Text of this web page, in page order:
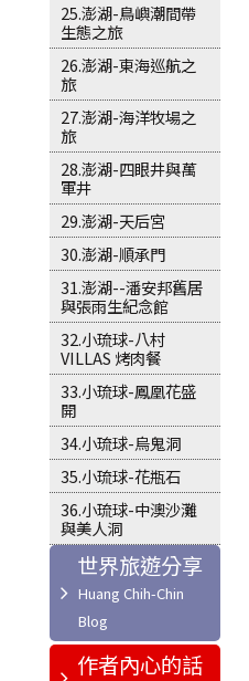
25.澎湖-鳥嶼潮間帶
生態之旅
26.澎湖-東海巡航之
旅
27.澎湖-海洋牧場之
旅
28.澎湖-四眼井與萬
軍井
29.澎湖-天后宮
30.澎湖-順承門
31.澎湖--潘安邦舊居
與張雨生紀念館
32.小琉球-八村
VILLAS 烤肉餐
33.小琉球-鳳凰花盛
開
34.小琉球-烏鬼洞
35.小琉球-花瓶石
36.小琉球-中澳沙灘
與美人洞
世界旅遊分享
作者內心的話